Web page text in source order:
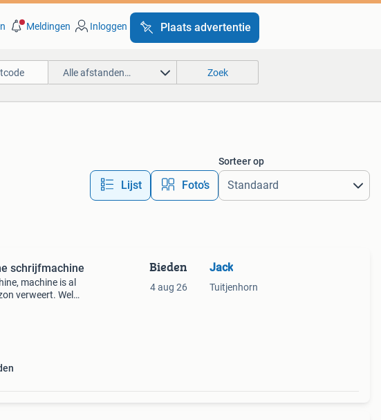
Meldingen Inloggen Plaats advertentie
Alle afstanden… Zoek
Lijst Foto’s
Sorteer op
schrijfmachine
machine is al
verweert. Wel
Bieden
4 aug 26
Jack
Tuitjenhorn